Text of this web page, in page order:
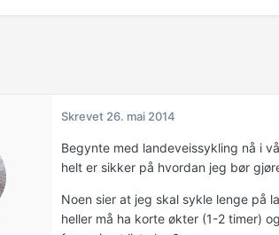
Skrevet 26. mai 2014
Begynte med landeveissykling nå i
helt er sikker på hvordan jeg bør
Noen sier at jeg skal sykle lenge på
heller må ha korte økter (1-2 timer)